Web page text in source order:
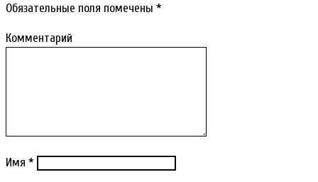
Обязательные поля помечены *
Комментарий
Имя *